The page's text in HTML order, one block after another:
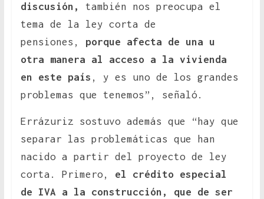
discusión,
también nos preocupa el
tema de la ley corta de
pensiones, porque afecta de una u
otra manera al acceso a la vivienda
en este país , y es uno de los grandes
problemas que tenemos”, señaló.
Errázuriz sostuvo además que “hay que
separar las problemáticas que han
nacido a partir del proyecto de ley
corta. Primero, el crédito especial
de IVA a la construcción, que de ser